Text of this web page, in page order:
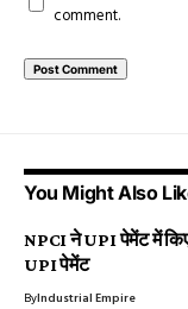
comment.
You Might Also
NPCI ने UPI पेमेंट में
UPI पेमेंट
ByIndustrial Empire